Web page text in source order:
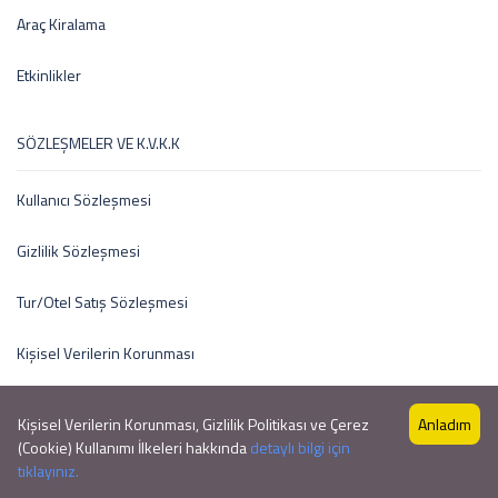
Araç Kiralama
Etkinlikler
SÖZLEŞMELER VE K.V.K.K
Kullanıcı Sözleşmesi
Gizlilik Sözleşmesi
Tur/Otel Satış Sözleşmesi
Kişisel Verilerin Korunması
Copyright © 2021 by Profesyonel Tur Sitesi V1
Profesyonel Tur Sitesi V1
Kişisel Verilerin Korunması, Gizlilik Politikası ve Çerez
(Cookie) Kullanımı İlkeleri hakkındadetaylı bilgi için
tıklayınız.
Anladım